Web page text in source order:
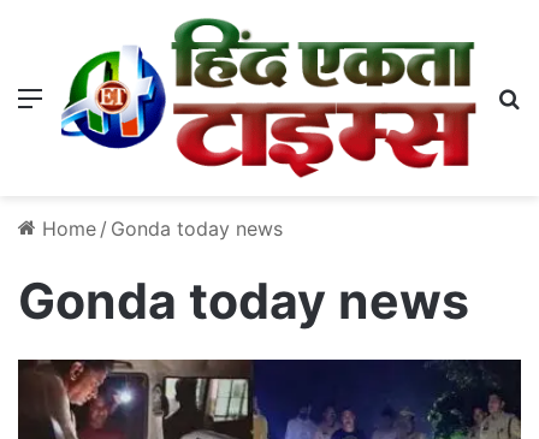
Menu
Home / Gonda today news
Gonda today news